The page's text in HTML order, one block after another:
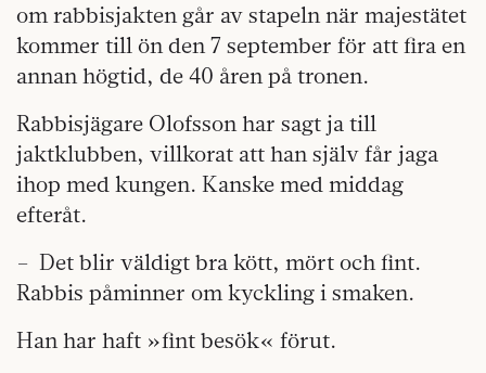
om rabbisjakten går av stapeln när majestätet
kommer till ön den 7 september för att fira en
annan högtid, de 40 åren på tronen.
Rabbisjägare Olofsson har sagt ja till
jaktklubben, villkorat att han själv får jaga
ihop med kungen. Kanske med middag
efteråt.
– Det blir väldigt bra kött, mört och fint.
Rabbis påminner om kyckling i smaken.
Han har haft »fint besök« förut.